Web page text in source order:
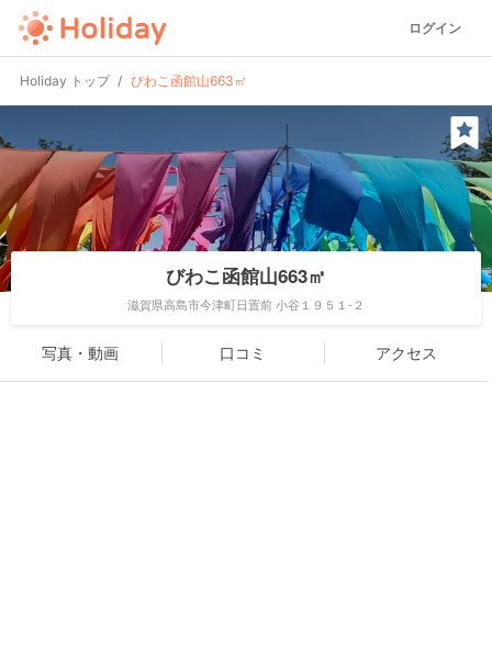
ログイン
Holiday トップ びわこ函館山663㎡
びわこ函館山663㎡
滋賀県高島市今津町日置前 小谷１９５１-２
写真・動画 口コミ アクセス